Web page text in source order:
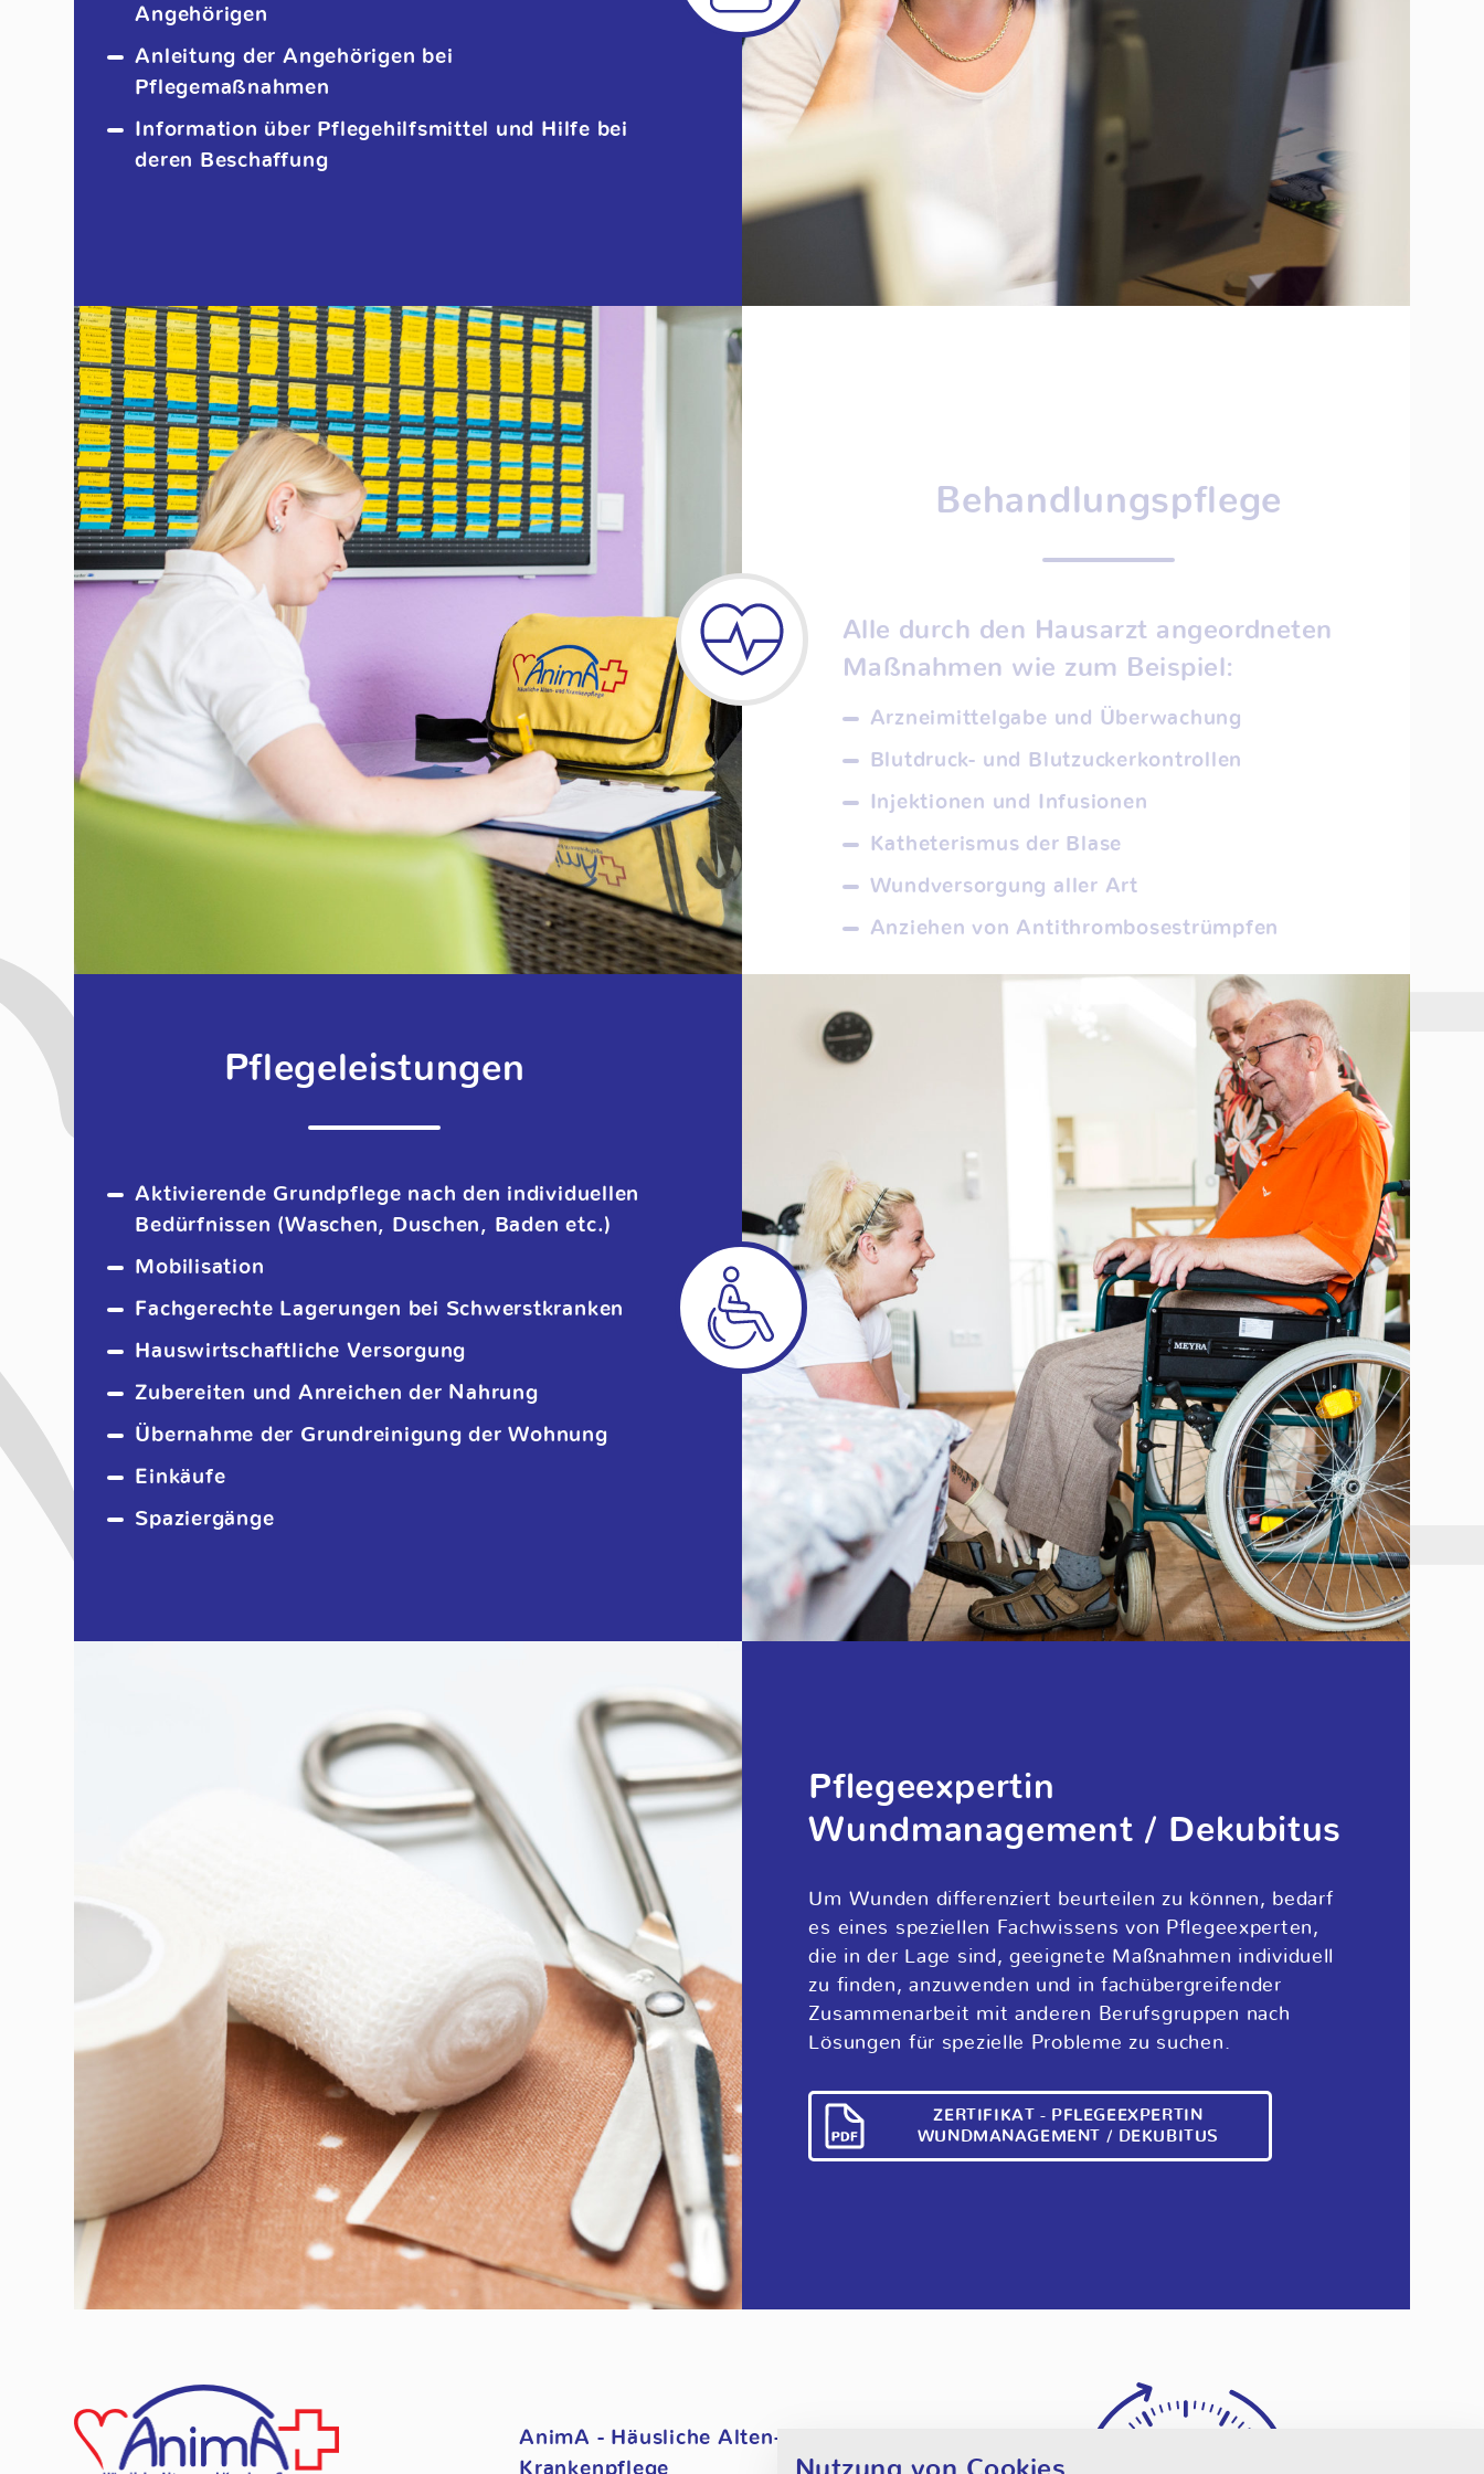
Angehörigen
Anleitung der Angehörigen bei
Pflegemaßnahmen
Information über Pflegehilfsmittel und Hilfe bei
deren Beschaffung
Behandlungspflege
Alle durch den Hausarzt angeordneten
Maßnahmen wie zum Beispiel:
Arzneimittelgabe und Überwachung
Blutdruck- und Blutzuckerkontrollen
Injektionen und Infusionen
Katheterismus der Blase
Wundversorgung aller Art
Anziehen von Antithrombosestrümpfen
Pflegeleistungen
Aktivierende Grundpflege nach den individuellen
Bedürfnissen (Waschen, Duschen, Baden etc.)
Mobilisation
Fachgerechte Lagerungen bei Schwerstkranken
Hauswirtschaftliche Versorgung
Zubereiten und Anreichen der Nahrung
Übernahme der Grundreinigung der Wohnung
Einkäufe
Spaziergänge
Pflegeexpertin
Wundmanagement / Dekubitus
Um Wunden differenziert beurteilen zu können, bedarf
es eines speziellen Fachwissens von Pflegeexperten,
die in der Lage sind, geeignete Maßnahmen individuell
zu finden, anzuwenden und in fachübergreifender
Zusammenarbeit mit anderen Berufsgruppen nach
Lösungen für spezielle Probleme zu suchen.
ZERTIFIKAT - PFLEGEEXPERTIN
WUNDMANAGEMENT / DEKUBITUS
Cookie Einstellungen
AnimA - Häusliche Alten- und
Krankenpflege